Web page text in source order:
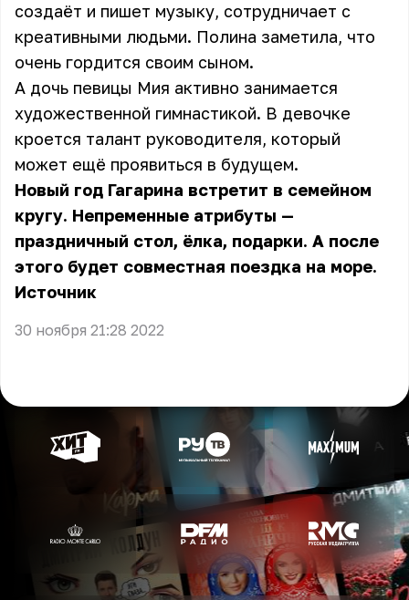
создаёт и пишет музыку, сотрудничает с
креативными людьми. Полина заметила, что
очень гордится своим сыном.
А дочь певицы Мия активно занимается
художественной гимнастикой. В девочке
кроется талант руководителя, который
может ещё проявиться в будущем.
Новый год Гагарина встретит в семейном
кругу. Непременные атрибуты —
праздничный стол, ёлка, подарки. А после
этого будет совместная поездка на море.
Источник
30 ноября 21:28 2022